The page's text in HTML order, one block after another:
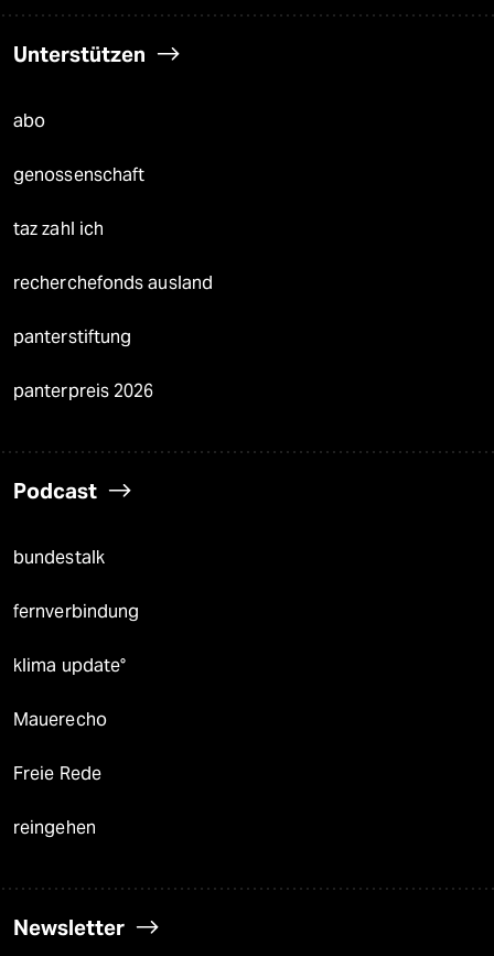
Unterstützen
abo
genossenschaft
taz zahl ich
recherchefonds ausland
panterstiftung
panterpreis 2026
Podcast
bundestalk
fernverbindung
klima update°
Mauerecho
Freie Rede
reingehen
Newsletter